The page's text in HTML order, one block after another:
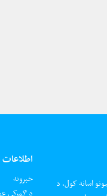
اسانه کول، د
خبرونه
د ګمرکي